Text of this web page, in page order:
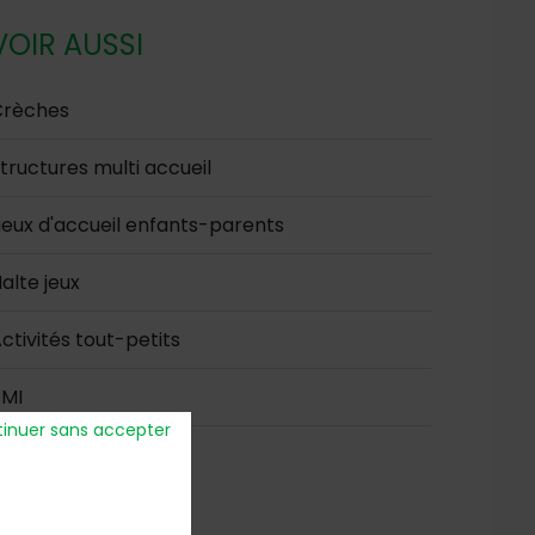
sans accepter
AUSSI
multi accueil
d'accueil enfants-parents
jeux
tout-petits